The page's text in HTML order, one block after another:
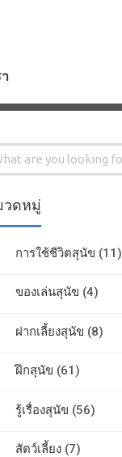
วดหมู่
การใช้ชีวิตสุนัข (11)
ของเล่นสุนัข (4)
ฝากเลี้ยงสุนัข (8)
ฝึกสุนัข (61)
รู้เรื่องสุนัข (56)
สัตว์เลี้ยง(7)